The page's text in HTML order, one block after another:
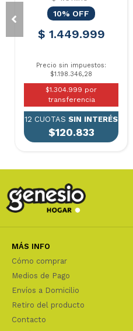
10% OFF
$ 1.449.999
Precio sin impuestos:
$1.198.346,28
$1.304.999 por
transferencia
12 CUOTAS SIN INTERÉS
$120.833
MÁS INFO
Cómo comprar
Medios de Pago
Envíos a Domicilio
Retiro del producto
Contacto